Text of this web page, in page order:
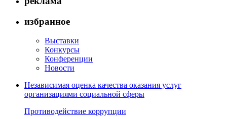
избранное
Выставки
Конкурсы
Конференции
Новости
Независимая оценка качества оказания услуг
организациями социальной сферы
Противодействие коррупции